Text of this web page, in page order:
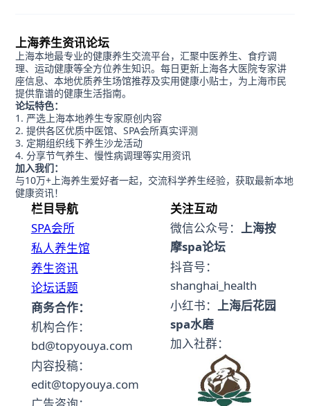
上海养生资讯论坛
上海本地最专业的健康养生交流平台，汇聚中医养生、食疗调
理、运动健康等全方位养生知识。每日更新上海各大医院专家讲
座信息、本地优质养生场馆推荐及实用健康小贴士，为上海市民
提供靠谱的健康生活指南。
论坛特色：
严选上海本地养生专家原创内容
提供各区优质中医馆、SPA会所真实评测
定期组织线下养生沙龙活动
分享节气养生、慢性病调理等实用资讯
加入我们：
与10万+上海养生爱好者一起，交流科学养生经验，获取最新本地
健康资讯！
栏目导航
SPA会所
私人养生馆
养生资讯
论坛话题
商务合作：
机构合作：
bd@topyouya.com
内容投稿：
edit@topyouya.com
关注互动
微信公众号：上海按
摩spa论坛
抖音号：
shanghai_health
小红书：
上海后花园
spa水磨
加入社群：